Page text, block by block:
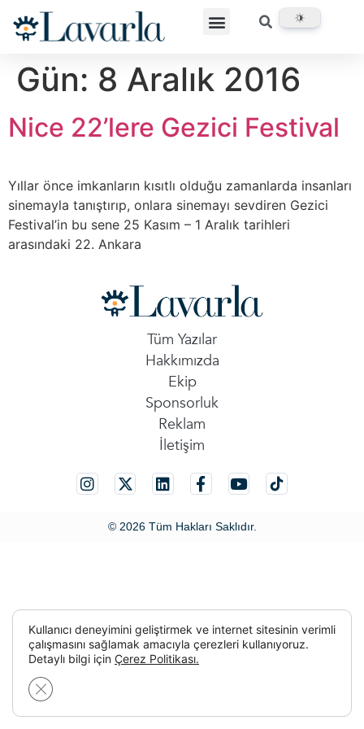
Gün: 8 Aralık 2016
Nice 22’lere Gezici Festival
Yıllar önce imkanların kısıtlı olduğu zamanlarda insanları
sinemayla tanıştırıp, onlara sinemayı sevdiren Gezici
Festival’in bu sene 25 Kasım – 1 Aralık tarihleri
arasındaki 22. Ankara
Tüm Yazılar
Hakkımızda
Ekip
Sponsorluk
Reklam
İletişim
© 2026 Tüm Hakları Saklıdır.
Kullanıcı deneyimini geliştirmek ve internet sitesinin verimli
çalışmasını sağlamak amacıyla çerezleri kullanıyoruz.
Detaylı bilgi için Çerez Politikası.
GDPR çerez şeridini kapat